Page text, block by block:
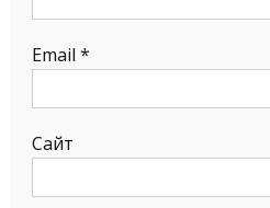
Email *
Сайт